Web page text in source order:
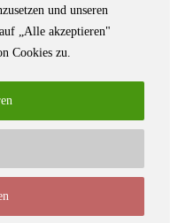
und unseren
„Alle akzeptieren"
Cookies zu.
für Autorinnen und
ein Veranstaltungsort für
Impressum / Kontakt